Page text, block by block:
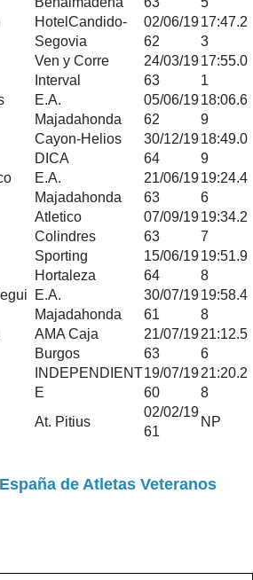
HotelCandido-
Segovia
02/06/19
62
17:47.2
3
Ven y Corre
Interval
24/03/19
63
17:55.0
1
E.A.
Majadahonda
05/06/19
62
18:06.6
9
Cayon-Helios
DICA
30/12/19
64
18:49.0
9
E.A.
Majadahonda
21/06/19
63
19:24.4
6
Atletico
Colindres
07/09/19
63
19:34.2
7
Sporting
Hortaleza
15/06/19
64
19:51.9
8
E.A.
Majadahonda
30/07/19
61
19:58.4
8
AMA Caja
Burgos
21/07/19
63
21:12.5
6
INDEPENDIENT
E
19/07/19
60
21:20.2
8
At. Pitius
02/02/19
61
NP
de Atletas Veteranos